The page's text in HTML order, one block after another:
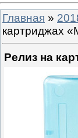
Главная »
картриджах
Релиз на